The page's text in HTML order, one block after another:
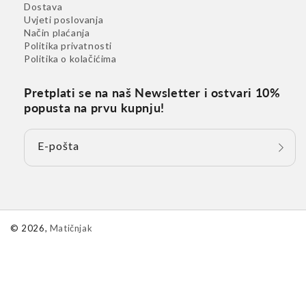
Dostava
Uvjeti poslovanja
Način plaćanja
Politika privatnosti
Politika o kolačićima
Pretplati se na naš Newsletter i ostvari 10%
popusta na prvu kupnju!
E-pošta
© 2026, Matičnjak